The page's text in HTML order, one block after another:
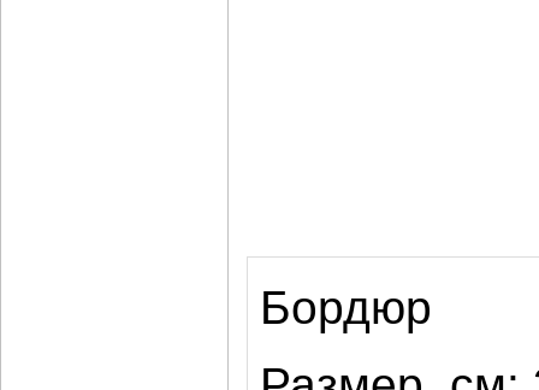
Бордюр